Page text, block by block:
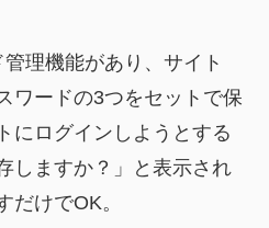
理機能があり、サイト
ワードの3つをセットで保
にログインしようとする
しますか？」と表示され
だけでOK。